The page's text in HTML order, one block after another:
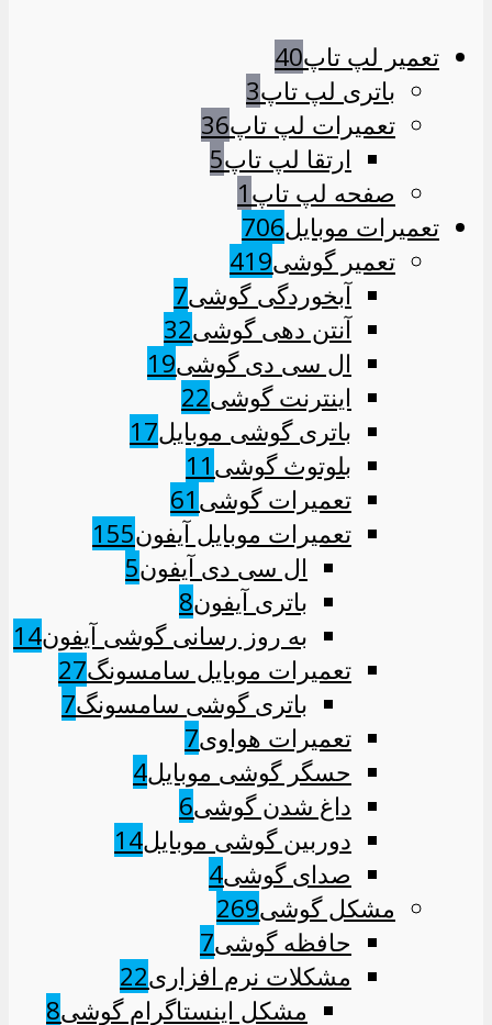
تعمیر لپ تاپ40
باتری لپ تاپ3
تعمیرات لپ تاپ36
ارتقا لپ تاپ5
صفحه لپ تاپ1
تعمیرات موبایل706
تعمیر گوشی419
آبخوردگی گوشی7
آنتن دهی گوشی32
ال سی دی گوشی19
اینترنت گوشی22
باتری گوشی موبایل17
بلوتوث گوشی11
تعمیرات گوشی61
تعمیرات موبایل آیفون155
ال سی دی آیفون5
باتری آیفون8
به روز رسانی گوشی آیفون14
تعمیرات موبایل سامسونگ27
باتری گوشی سامسونگ7
تعمیرات هواوی7
حسگر گوشی موبایل4
داغ شدن گوشی6
دوربین گوشی موبایل14
صدای گوشی4
مشکل گوشی269
حافظه گوشی7
مشکلات نرم افزاری22
مشکل اینستاگرام گوشی8